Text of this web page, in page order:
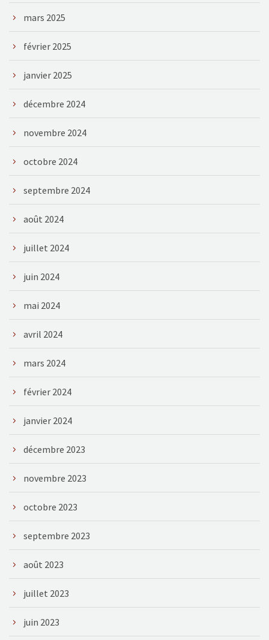
mars 2025
février 2025
janvier 2025
décembre 2024
novembre 2024
octobre 2024
septembre 2024
août 2024
juillet 2024
juin 2024
mai 2024
avril 2024
mars 2024
février 2024
janvier 2024
décembre 2023
novembre 2023
octobre 2023
septembre 2023
août 2023
juillet 2023
juin 2023